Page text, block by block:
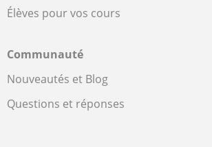
Élèves pour vos cours
Communauté
Nouveautés et Blog
Questions et réponses